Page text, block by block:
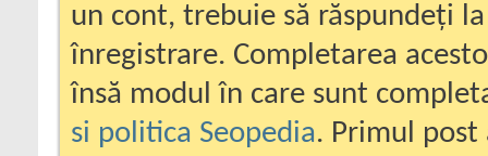
un cont, trebuie să răspundeți
înregistrare. Completarea
însă modul în care sunt
si politica Seopedia. Primul